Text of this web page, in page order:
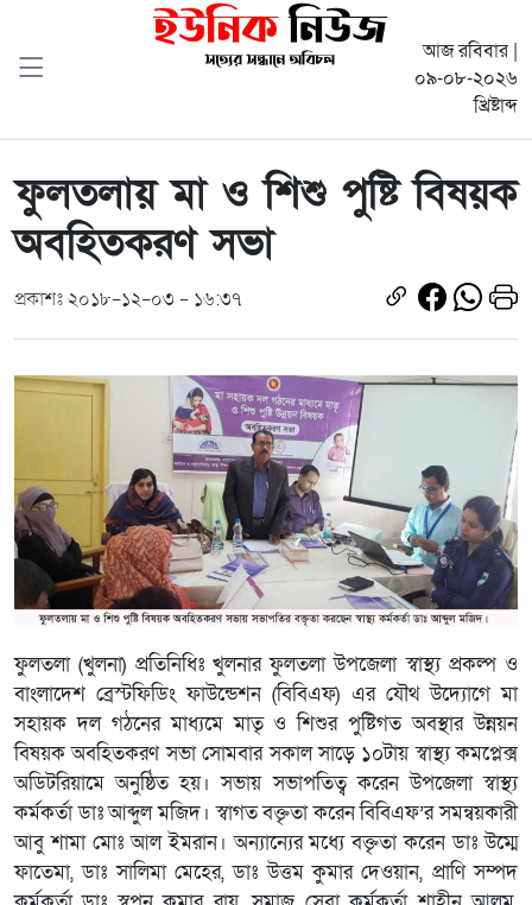
আজ রবিবার |
০৯-০৮-২০২৬
খ্রিষ্টাব্দ
ফুলতলায় মা ও শিশু পুষ্টি বিষয়ক
অবহিতকরণ সভা
প্রকাশঃ ২০১৮-১২-০৩ - ১৬:৩৭
ফুলতলা (খুলনা) প্রতিনিধিঃ খুলনার ফুলতলা উপজেলা স্বাস্থ্য প্রকল্প ও
বাংলাদেশ ব্রেস্টফিডিং ফাউন্ডেশন (বিবিএফ) এর যৌথ উদ্যোগে মা
সহায়ক দল গঠনের মাধ্যমে মাতৃ ও শিশুর পুষ্টিগত অবস্থার উন্নয়ন
বিষয়ক অবহিতকরণ সভা সোমবার সকাল সাড়ে ১০টায় স্বাস্থ্য কমপ্লেক্স
অডিটরিয়ামে অনুষ্ঠিত হয়। সভায় সভাপতিত্ব করেন উপজেলা স্বাস্থ্য
কর্মকর্তা ডাঃ আব্দুল মজিদ। স্বাগত বক্তৃতা করেন বিবিএফ’র সমন্বয়কারী
আবু শামা মোঃ আল ইমরান। অন্যান্যের মধ্যে বক্তৃতা করেন ডাঃ উম্মে
ফাতেমা, ডাঃ সালিমা মেহের, ডাঃ উত্তম কুমার দেওয়ান, প্রাণি সম্পদ